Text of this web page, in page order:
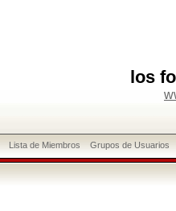
los
Lista de Miembros Grupos de Usuarios